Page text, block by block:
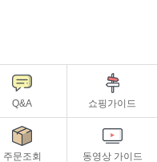
Q&A 쇼핑가이드
주문조회 동영상 가이드